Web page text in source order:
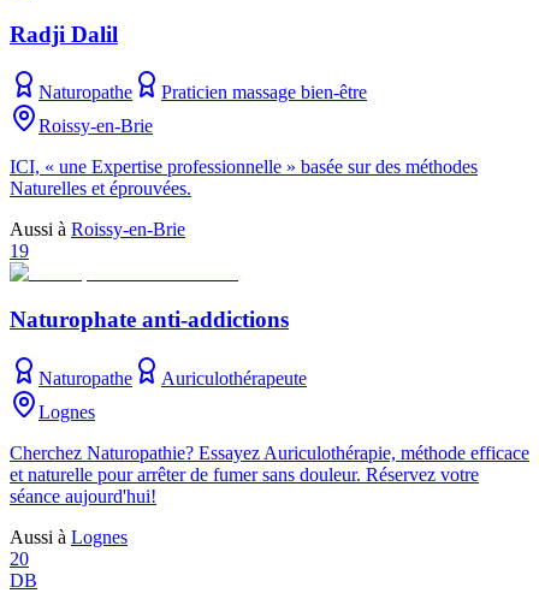
Radji Dalil
Naturopathe
Praticien massage bien-être
Roissy-en-Brie
ICI, « une Expertise professionnelle » basée sur des méthodes
Naturelles et éprouvées.
Aussi à Roissy-en-Brie
19
Naturophate anti-addictions
Naturopathe
Auriculothérapeute
Lognes
Cherchez Naturopathie? Essayez Auriculothérapie, méthode efficace
et naturelle pour arrêter de fumer sans douleur. Réservez votre
séance aujourd'hui!
Aussi à Lognes
20
DB